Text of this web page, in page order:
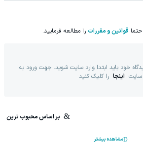
قوانین و مقررات را مطالعه فرمایید.
خود باید ابتدا وارد سایت شوید. جهت ورود به
سایت اینجا را کلیک کنید
بر اساس محبوب ترین
مشاهده بیشتر